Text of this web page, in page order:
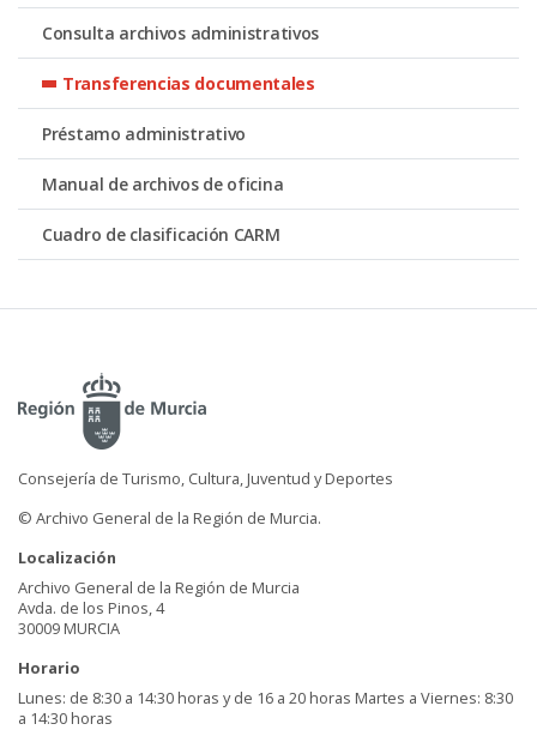
Consulta archivos administrativos
Transferencias documentales
Préstamo administrativo
Manual de archivos de oficina
Cuadro de clasificación CARM
Consejería de Turismo, Cultura, Juventud y Deportes
© Archivo General de la Región de Murcia.
Localización
Archivo General de la Región de Murcia
Avda. de los Pinos, 4
30009 MURCIA
Horario
Lunes: de 8:30 a 14:30 horas y de 16 a 20 horas Martes a Viernes: 8:30
a 14:30 horas